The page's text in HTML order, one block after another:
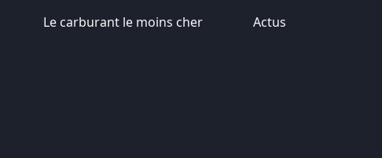
Le carburant le moins cher Actus